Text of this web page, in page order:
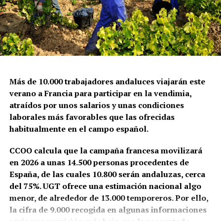
estructuras arquitectónicas complejas,
coordinándose con profesionales de la madera, la
albañilería y la organería.
La familia de los Ríos permite hablar, por tanto, de
trabajo nació de la fragua familiar, pero atravesó los
límites de la villa. En San Juan permanece su
testimonio más visible: un muro transparente de
hierro que lleva casi tres siglos separando espacios
sin impedir que pasen la música, la luz y la mirada.
Saber más
Manuel Antonio Ramos Suárez, “Arquitecturas
para la música: las cajas de órgano de la
parroquia matriz de San Juan Bautista de
Marchena”,Archivo Español de Arte, CSIC, 2013.
Carlos V e Isabel de Portugal se casaron el 11 de
marzo de 1526 en el Alcázar de Sevilla.Tras la
ceremonia, emprendieron un viaje hacia Granada
Durante su estancia en Marchena, se alojaron en el
Palacio Ducal, residencia del Duque de Arcos, Rodrigo
Ponce de León, quien había recibido a la comitiva real en
la Puerta de la Macarena en Sevilla.
Felipe II visitó Sevilla una única vez en su vida, en
Más de 10.000 trabajadores andaluces viajarán este
verano a Francia para participar en la vendimia,
atraídos por unos salarios y unas condiciones
laborales más favorables que las ofrecidas
habitualmente en el campo español.
CCOO calcula que la campaña francesa movilizará
en 2026 a unas 14.500 personas procedentes de
España, de las cuales 10.800 serán andaluzas, cerca
del 75%. UGT ofrece una estimación nacional algo
menor, de alrededor de 13.000 temporeros. Por ello,
la cifra de 9.000 recogida en algunas informaciones